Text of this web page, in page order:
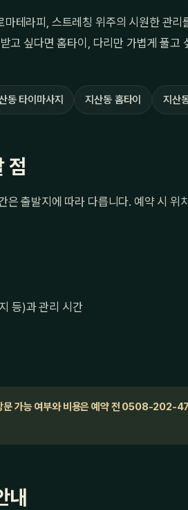
테라피, 스트레칭 위주의 시원한 관리
고 싶다면 홈타이, 다리만 가볍게 풀고
동 타이마사지 지산동 홈타이 지산
점
출발지에 따라 다릅니다. 예약 시 위
등)과 관리 시간
문 가능 여부와 비용은 예약 전 0508-202-
내